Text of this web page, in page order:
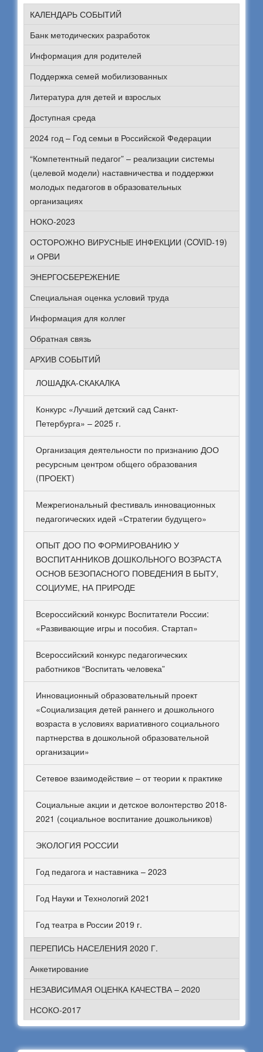
КАЛЕНДАРЬ СОБЫТИЙ
Банк методических разработок
Информация для родителей
Поддержка семей мобилизованных
Литература для детей и взрослых
Доступная среда
2024 год – Год семьи в Российской Федерации
“Компетентный педагог” – реализации системы
(целевой модели) наставничества и поддержки
молодых педагогов в образовательных
организациях
НОКО-2023
ОСТОРОЖНО ВИРУСНЫЕ ИНФЕКЦИИ (COVID-19)
и ОРВИ
ЭНЕРГОСБЕРЕЖЕНИЕ
Специальная оценка условий труда
Информация для коллег
Обратная связь
АРХИВ СОБЫТИЙ
ЛОШАДКА-СКАКАЛКА
Конкурс «Лучший детский сад Санкт-
Петербурга» – 2025 г.
Организация деятельности по признанию ДОО
ресурсным центром общего образования
(ПРОЕКТ)
Межрегиональный фестиваль инновационных
педагогических идей «Стратегии будущего»
ОПЫТ ДОО ПО ФОРМИРОВАНИЮ У
ВОСПИТАННИКОВ ДОШКОЛЬНОГО ВОЗРАСТА
ОСНОВ БЕЗОПАСНОГО ПОВЕДЕНИЯ В БЫТУ,
СОЦИУМЕ, НА ПРИРОДЕ
Всероссийский конкурс Воспитатели России:
«Развивающие игры и пособия. Стартап»
Всероссийский конкурс педагогических
работников “Воспитать человека”
Инновационный образовательный проект
«Социализация детей раннего и дошкольного
возраста в условиях вариативного социального
партнерства в дошкольной образовательной
организации»
Сетевое взаимодействие – от теории к практике
Социальные акции и детское волонтерство 2018-
2021 (социальное воспитание дошкольников)
ЭКОЛОГИЯ РОССИИ
Год педагога и наставника – 2023
Год Науки и Технологий 2021
Год театра в России 2019 г.
ПЕРЕПИСЬ НАСЕЛЕНИЯ 2020 Г.
Анкетирование
НЕЗАВИСИМАЯ ОЦЕНКА КАЧЕСТВА – 2020
НСОКО-2017